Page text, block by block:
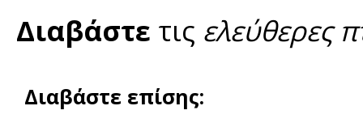
Διαβάστε τις ελεύθερες
Διαβάστε επίσης: